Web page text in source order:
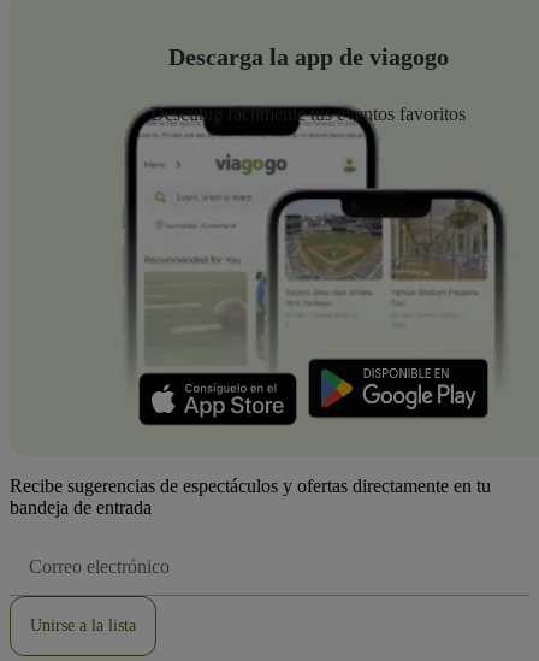
Descarga la app de viagogo
Descubre fácilmente tus eventos favoritos
Recibe sugerencias de espectáculos y ofertas directamente en tu
bandeja de entrada
de
Unirse a la lista